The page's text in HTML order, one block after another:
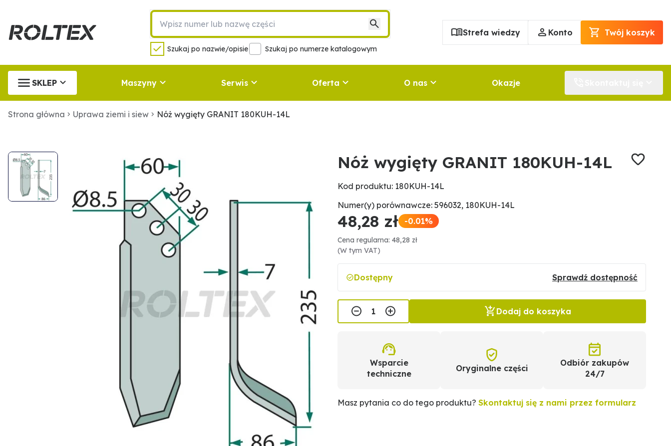
Szukaj po nazwie/opisie Szukaj po numerze katalogowym
Strefa wiedzy Konto Twój koszyk
SKLEP Maszyny Serwis Oferta O nas Okazje
Strona główna Uprawa ziemi i siew Nóż wygięty GRANIT 180KUH-14L
Nóż wygięty GRANIT 180KUH-14L
Kod produktu: 180KUH-14L
Numer(y) porównawcze: 596032, 180KUH-14L
48,28 zł -0.01%
Cena regularna: 48,28 zł
(W tym VAT)
Dostępny Sprawdź dostępność
Dodaj do koszyka
Wsparcie
techniczne
Oryginalne części
Odbiór zakupów
24/7
Masz pytania co do tego produktu? Skontaktuj się z nami przez formularz